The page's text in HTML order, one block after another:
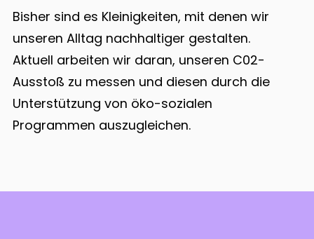
Bisher sind es Kleinigkeiten, mit denen wir
unseren Alltag nachhaltiger gestalten.
Aktuell arbeiten wir daran, unseren C02-
Ausstoß zu messen und diesen durch die
Unterstützung von öko-sozialen
Programmen auszugleichen.